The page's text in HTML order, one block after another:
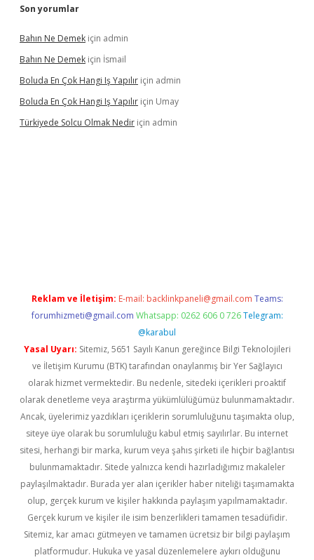
Son yorumlar
Bahın Ne Demek için admin
Bahın Ne Demek için İsmail
Boluda En Çok Hangi Iş Yapılır için admin
Boluda En Çok Hangi Iş Yapılır için Umay
Türkiyede Solcu Olmak Nedir için admin
Reklam ve İletişim: E-mail: backlinkpaneli@gmail.com Teams:
forumhizmeti@gmail.com Whatsapp: 0262 606 0 726 Telegram:
@karabul
Yasal Uyarı: Sitemiz, 5651 Sayılı Kanun gereğince Bilgi Teknolojileri
ve İletişim Kurumu (BTK) tarafından onaylanmış bir Yer Sağlayıcı
olarak hizmet vermektedir. Bu nedenle, sitedeki içerikleri proaktif
olarak denetleme veya araştırma yükümlülüğümüz bulunmamaktadır.
Ancak, üyelerimiz yazdıkları içeriklerin sorumluluğunu taşımakta olup,
siteye üye olarak bu sorumluluğu kabul etmiş sayılırlar. Bu internet
sitesi, herhangi bir marka, kurum veya şahıs şirketi ile hiçbir bağlantısı
bulunmamaktadır. Sitede yalnızca kendi hazırladığımız makaleler
paylaşılmaktadır. Burada yer alan içerikler haber niteliği taşımamakta
olup, gerçek kurum ve kişiler hakkında paylaşım yapılmamaktadır.
Gerçek kurum ve kişiler ile isim benzerlikleri tamamen tesadüfidir.
Sitemiz, kar amacı gütmeyen ve tamamen ücretsiz bir bilgi paylaşım
platformudur. Hukuka ve yasal düzenlemelere aykırı olduğunu